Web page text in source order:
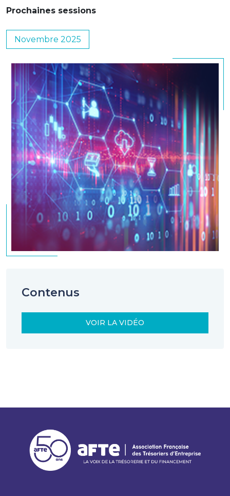
Prochaines sessions
Novembre 2025
Contenus
VOIR LA VIDÉO